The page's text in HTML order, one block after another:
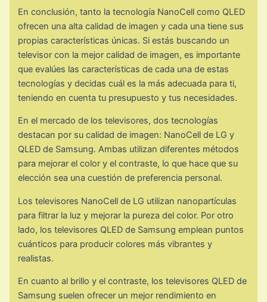
En conclusión, tanto la tecnología NanoCell como QLED
ofrecen una alta calidad de imagen y cada una tiene sus
propias características únicas. Si estás buscando un
televisor con la mejor calidad de imagen, es importante
que evalúes las características de cada una de estas
tecnologías y decidas cuál es la más adecuada para ti,
teniendo en cuenta tu presupuesto y tus necesidades.
En el mercado de los televisores, dos tecnologías
destacan por su calidad de imagen: NanoCell de LG y
QLED de Samsung. Ambas utilizan diferentes métodos
para mejorar el color y el contraste, lo que hace que su
elección sea una cuestión de preferencia personal.
Los televisores NanoCell de LG utilizan nanopartículas
para filtrar la luz y mejorar la pureza del color. Por otro
lado, los televisores QLED de Samsung emplean puntos
cuánticos para producir colores más vibrantes y
realistas.
En cuanto al brillo y el contraste, los televisores QLED de
Samsung suelen ofrecer un mejor rendimiento en